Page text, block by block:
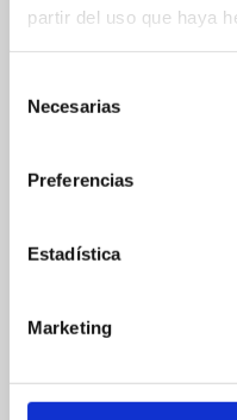
partir del uso que haya
Necesarias
Preferencias
Estadística
Marketing